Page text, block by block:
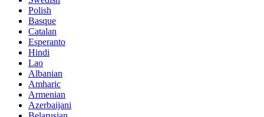
Polish
Basque
Catalan
Esperanto
Hindi
Lao
Albanian
Amharic
Armenian
Azerbaijani